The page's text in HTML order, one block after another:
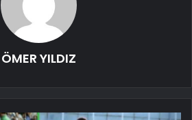
ÖMER YILDIZ